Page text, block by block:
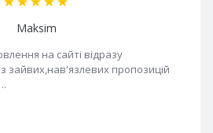
Maksim
на сайті відразу
зайвих,нав'язлевих пропозицій